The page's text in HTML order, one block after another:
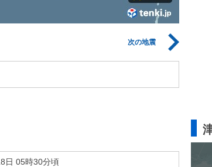
次の地震
日 05時30分頃